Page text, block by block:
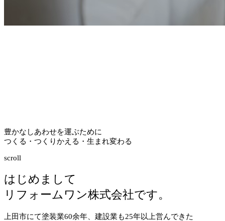
豊かなしあわせを運ぶために
つくる・つくりかえる・生まれ変わる
scroll
はじめまして
リフォームワン株式会社です。
上田市にて塗装業60余年、建設業も25年以上営んできた